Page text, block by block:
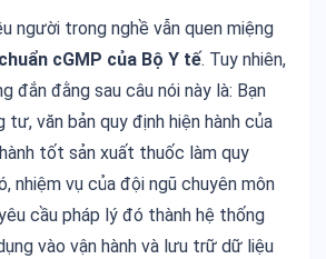
người trong nghề vẫn quen miệng
cGMP của Bộ Y tế. Tuy nhiên,
đắn đằng sau câu nói này là: Bạn
tư, văn bản quy định hiện hành của
tốt sản xuất thuốc làm quy
nhiệm vụ của đội ngũ chuyên môn
cầu pháp lý đó thành hệ thống
vào vận hành và lưu trữ dữ liệu